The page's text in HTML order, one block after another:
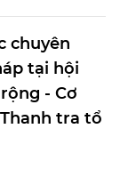
chuyên
tại hội
- Cơ
tra tổ